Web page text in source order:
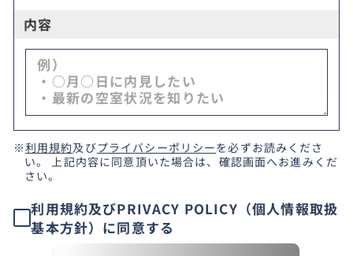
内容
※利用規約及びプライバシーポリシーを必ずお読みくださ
い。 上記内容に同意頂いた場合は、確認画面へお進みくだ
さい。
利用規約及びPRIVACY POLICY（個人情報取扱
基本方針）に同意する